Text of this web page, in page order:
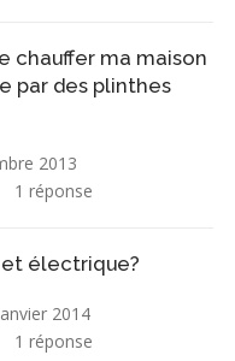
chauffer ma maison
par des plinthes
2013
1 réponse
électrique?
2014
1 réponse